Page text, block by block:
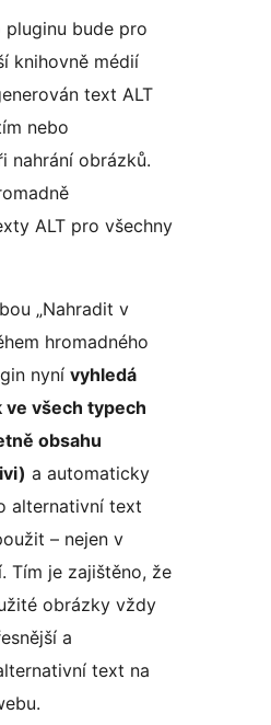
bude pro
knihovně médií
text ALT
nebo
nahrání obrázků.
ALT pro všechny
„Nahradit v
hromadného
nyní vyhledá
ve všech typech
obsahu
a automaticky
alternativní text
– nejen v
Tím je zajištěno, že
obrázky vždy
a
text na